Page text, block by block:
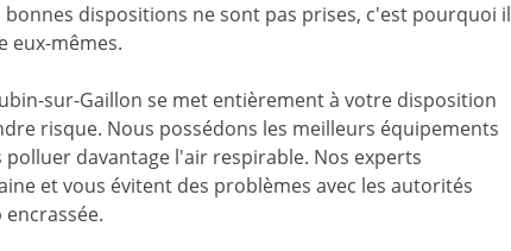
dispositions ne sont pas prises, c'est pourquoi il
eux-mêmes.
sur-Gaillon se met entièrement à votre disposition
risque. Nous possédons les meilleurs équipements
davantage l'air respirable. Nos experts
et vous évitent des problèmes avec les autorités